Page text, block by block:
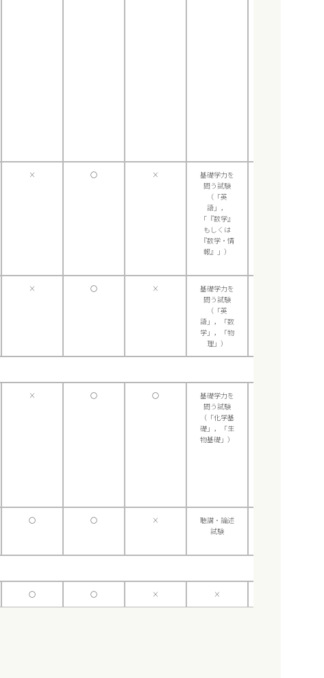
× 〇 ×
基礎学力を
問う試験
（「英
語」，
「『数学』
もしくは
『数学・情
報』」）
× 〇 ×
基礎学力を
問う試験
（「英
語」，「数
学」，「物
理」）
× 〇 〇
基礎学力を
問う試験
（「化学基
礎」，「生
物基礎」）
〇 〇 ×
聴講・論述
試験
〇 〇 × ×